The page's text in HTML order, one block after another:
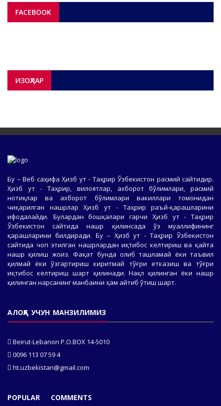
FACEBOOK
ИЗОҲЛАР
Бу – Веб саҳифа Ҳизб ут - Таҳрир Ўзбекистон расмий сайтидир.
Ҳизб ут - Таҳрир, вилоятлар, ахборот бўлимлари, расмий
нотиқлар ва ахборот бўлимлари вакиллари томонидан
чиқарилган нашрлар Ҳизб ут - Таҳрир раъй-қарашларини
ифодалайди. Булардан бошқалари гарчи Ҳизб ут - Таҳрир
Ўзбекистон сайтида нашр қилинсада ўз муаллифининг
қарашларини билдиради. Бу – Ҳизб ут - Таҳрир Ўзбекистон
сайтида чоп этилган нашрлардан иқтибос келтириш ва қайта
нашр қилиш жоиз. Фақат бунда олиб ташламай ёки таъвил
қилмай ёки ўзгартириш киритмай тўғри етказиш ва тўғри
иқтибос келтириш шарт қилинади. Нақл қилинган ёки нашр
қилинган нарсанинг манбаини ҳам айтиб ўтиш шарт.
АЛОҚА УЧУН МАНЗИЛИМИЗ
Beirut-Lebanon P.O.BOX 14-5010
0096 113 07 59 4
ht.uzbekistan@gmail.com
POPULAR COMMENTS